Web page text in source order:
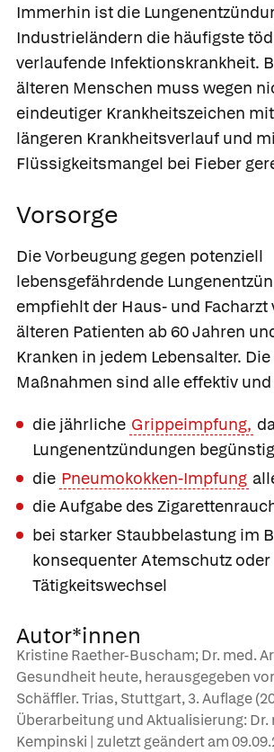
Immerhin ist die
Industrieländern die häufigste
verlaufende Infektionskrankheit.
älteren Menschen muss wegen
eindeutiger Krankheitszeichen
längeren Krankheitsverlauf und
Flüssigkeitsmangel bei Fieber
Vorsorge
Die Vorbeugung gegen potenziell
lebensgefährdende
empfiehlt der Haus- und Facharzt
älteren Patienten ab 60 Jahren
Kranken in jedem Lebensalter.
Maßnahmen sind alle effektiv
die jährliche Grippeimpfung,
Lungenentzündungen
die Pneumokokken-Impfung
die Aufgabe des
bei starker Staubbelastung im
konsequenter Atemschutz oder
Tätigkeitswechsel
Autor*innen
Kristine Raether-Buscham; Dr. med.
Gesundheit heute, herausgegeben
Schäffler. Trias, Stuttgart, 3. Auflage
Überarbeitung und Aktualisierung: Dr.
Kempinski | zuletzt geändert am